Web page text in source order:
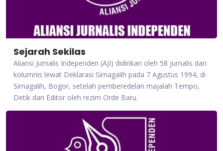
Sejarah Sekilas
Aliansi Jurnalis Independen (AJI) didirikan oleh 58 jurnalis dan
kolumnis lewat Deklarasi Sirnagalih pada 7 Agustus 1994, di
Sirnagalih, Bogor, setelah pemberedelan majalah Tempo,
Detik dan Editor oleh rezim Orde Baru.